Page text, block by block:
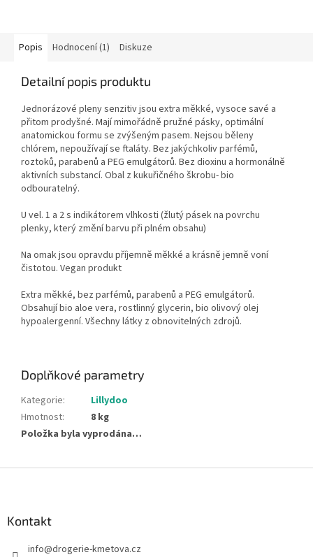
Popis Hodnocení (1) Diskuze
Detailní popis produktu
Jednorázové pleny senzitiv jsou extra měkké, vysoce savé a
přitom prodyšné. Mají mimořádně pružné pásky, optimální
anatomickou formu se zvýšeným pasem. Nejsou běleny
chlórem, nepoužívají se ftaláty. Bez jakýchkoliv parfémů,
roztoků, parabenů a PEG emulgátorů. Bez dioxinu a hormonálně
aktivních substancí. Obal z kukuřičného škrobu- bio
odbouratelný.
U vel. 1 a 2 s indikátorem vlhkosti (žlutý pásek na povrchu
plenky, který změní barvu při plném obsahu)
Na omak jsou opravdu příjemně měkké a krásně jemně voní
čistotou. Vegan produkt
Extra měkké, bez parfémů, parabenů a PEG emulgátorů.
Obsahují bio aloe vera, rostlinný glycerin, bio olivový olej
hypoalergenní. Všechny látky z obnovitelných zdrojů.
Doplňkové parametry
Kategorie:
Lillydoo
Hmotnost:
8 kg
Položka byla vyprodána…
Kontakt
info@drogerie-kmetova.cz